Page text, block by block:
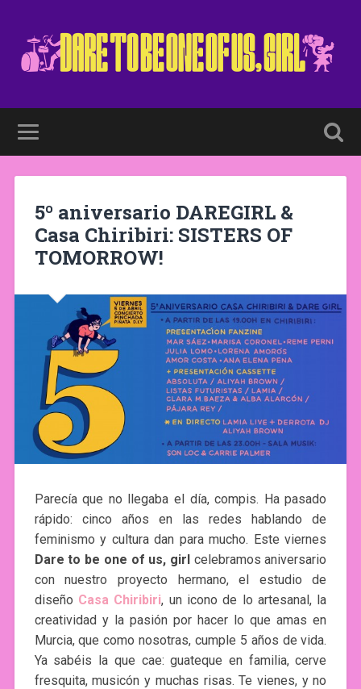
5º aniversario DAREGIRL &
Casa Chiribiri: SISTERS OF
TOMORROW!
Parecía que no llegaba el día, compis. Ha pasado
rápido: cinco años en las redes hablando de
feminismo y cultura dan para mucho. Este viernes
Dare to be one of us, girlcelebramos aniversario
con nuestro proyecto hermano, el estudio de
diseño Casa Chiribiri, un icono de lo artesanal, la
creatividad y la pasión por hacer lo que amas en
Murcia, que como nosotras, cumple 5 años de vida.
Ya sabéis la que cae: guateque en familia, cerve
fresquita, musicón y muchas risas. Te vienes, y no